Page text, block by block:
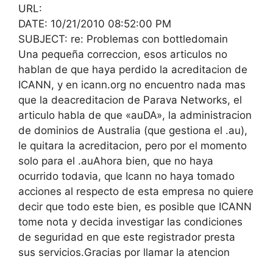
URL:
DATE: 10/21/2010 08:52:00 PM
SUBJECT: re: Problemas con bottledomain
Una pequeña correccion, esos articulos no
hablan de que haya perdido la acreditacion de
ICANN, y en icann.org no encuentro nada mas
que la deacreditacion de Parava Networks, el
articulo habla de que «auDA», la administracion
de dominios de Australia (que gestiona el .au),
le quitara la acreditacion, pero por el momento
solo para el .auAhora bien, que no haya
ocurrido todavia, que Icann no haya tomado
acciones al respecto de esta empresa no quiere
decir que todo este bien, es posible que ICANN
tome nota y decida investigar las condiciones
de seguridad en que este registrador presta
sus servicios.Gracias por llamar la atencion